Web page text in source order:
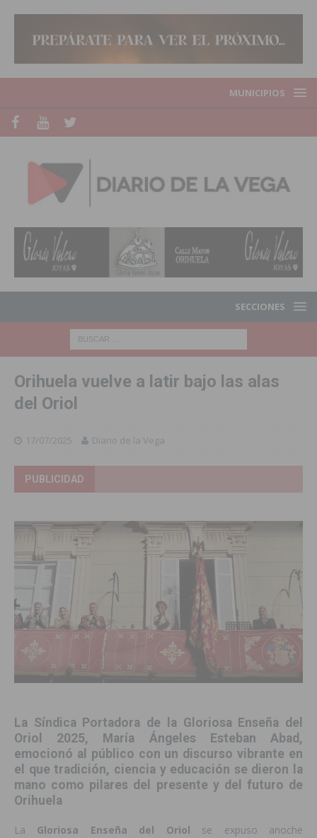
MUNICIPIOS
SECCIONES
Orihuela vuelve a latir bajo las alas
del Oriol
17/07/2025 Diario de la Vega
PUBLICIDAD
La Síndica Portadora de la Gloriosa Enseña del
Oriol 2025, María Ángeles Esteban Abad,
emocionó al público con un discurso vibrante en
el que tradición, ciencia y educación se dieron la
mano como pilares del presente y del futuro de
Orihuela
La Gloriosa Enseña del Oriol se expuso anoche